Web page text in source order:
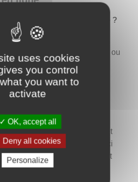
uses cookies
you control
you want to
activate
OK, accept all
Deny all cookies
Personalize
disponibles en ligne ?
des démarches disponibles,
« Liste des démarches » ou
rubrique « Effectuer une
une démarche » vous permet
démarches disponibles. D’ici
démarche vous intéressant et
en un clic.